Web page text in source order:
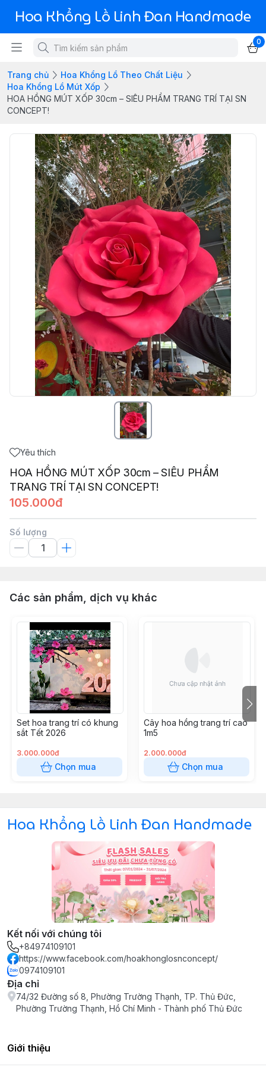
Hoa Khổng Lồ Linh Đan Handmade
0
Trang chủ
Hoa Khổng Lồ Theo Chất Liệu
Hoa Khổng Lồ Mút Xốp
HOA HỒNG MÚT XỐP 30cm – SIÊU PHẨM TRANG TRÍ TẠI SN
CONCEPT!
Yêu thích
HOA HỒNG MÚT XỐP 30cm – SIÊU PHẨM
TRANG TRÍ TẠI SN CONCEPT!
105.000đ
Số lượng
Các sản phẩm, dịch vụ khác
Set hoa trang trí có khung
sắt Tết 2026
3.000.000đ
Chọn mua
Cây hoa hồng trang trí cao
1m5
2.000.000đ
Chọn mua
Hoa Khổng Lồ Linh Đan Handmade
Kết nối với chúng tôi
+84974109101
https://www.facebook.com/hoakhonglosnconcept/
0974109101
Địa chỉ
74/32 Đường số 8, Phường Trường Thạnh, TP. Thủ Đức,
Phường Trường Thạnh, Hồ Chí Minh - Thành phố Thủ Đức
Giới thiệu